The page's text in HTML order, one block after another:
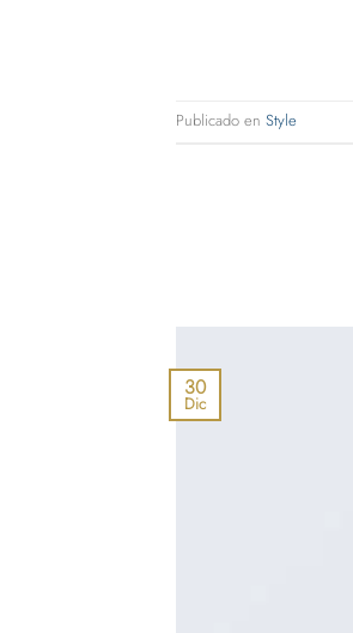
Publicado en Style
30
Dic